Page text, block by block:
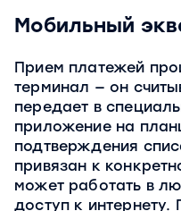
Мобильный
Прием платежей
терминал — он
передает в
приложение на
подтверждения
привязан к
может работать в
доступ к